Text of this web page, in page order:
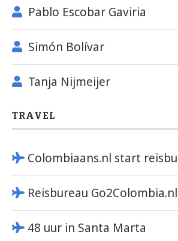
Pablo Escobar Gaviria
Simón Bolívar
Tanja Nijmeijer
TRAVEL
Colombiaans.nl start
Reisbureau Go2Colombia.nl
48 uur in Santa Marta